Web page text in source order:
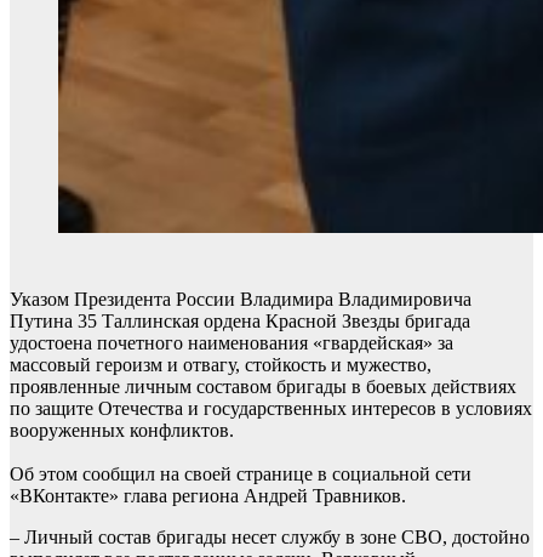
Указом Президента России Владимира Владимировича
Путина 35 Таллинская ордена Красной Звезды бригада
удостоена почетного наименования «гвардейская» за
массовый героизм и отвагу, стойкость и мужество,
проявленные личным составом бригады в боевых действиях
по защите Отечества и государственных интересов в условиях
вооруженных конфликтов.
Об этом сообщил на своей странице в социальной сети
«ВКонтакте» глава региона Андрей Травников.
– Личный состав бригады несет службу в зоне СВО, достойно